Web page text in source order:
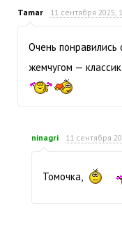
Tamar 11 сентября 2025,
Очень понравились
жемчугом —
ninagri 11 сентября
Томочка,